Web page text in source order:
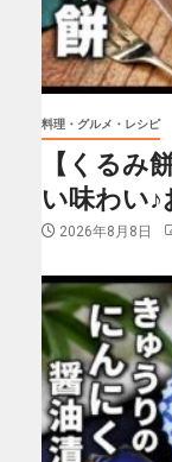
料理・グルメ・レシピ
【くるみ
い味わい♪
2026年8月8日